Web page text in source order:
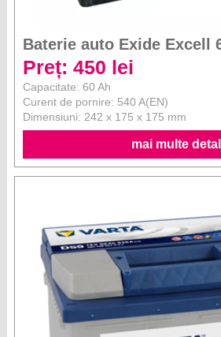
Baterie auto Exide Excell
Preț: 450 lei
Capacitate: 60 Ah
Curent de pornire: 540 A(EN)
Dimensiuni: 242 x 175 x 175 mm
mai multe